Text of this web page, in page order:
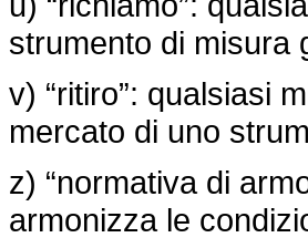
strumento di misura
v) “ritiro”: qualsiasi
mercato di uno
z) “normativa di
armonizza le